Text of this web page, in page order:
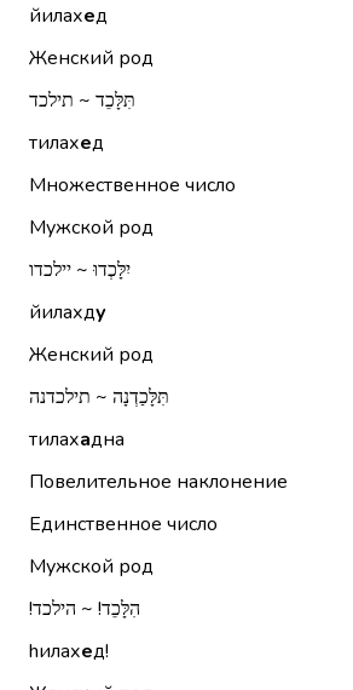
йилахед
Женский род
תִּלָּכֵד ~ תילכד
тилахед
Множественное число
Мужской род
יִלָּכְדוּ ~ יילכדו
йилахду
Женский род
תִּלָּכַדְנָה ~ תילכדנה
тилахадна
Повелительное наклонение
Единственное число
Мужской род
הִלָּכֵד!‏ ~ הילכד!‏
hилахед!